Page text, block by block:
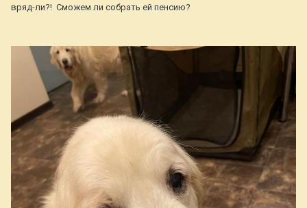
вряд-ли?! Сможем ли собрать ей пенсию?